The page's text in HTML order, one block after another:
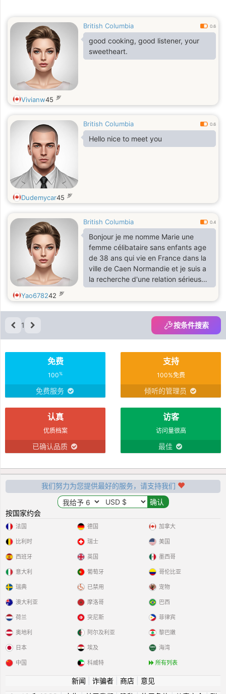
British Columbia 0.6
good cooking, good listener, your
sweetheart.
Vivianw45 岁
British Columbia 0.6
Hello nice to meet you
Dudemycar45 岁
British Columbia 0.4
Bonjour je me nomme Marie une
femme célibataire sans enfants age
de 38 ans qui vie en France dans la
ville de Caen Normandie et je suis a
la recherche d'une relation sérieuse
basé sur la confiance et le fidélité
avec la loyauté et vous ?
Yao678242 岁
1 按条件搜索
免费
100%
免费服务
支持
100%免费
倾听的管理员
认真
优质档案
已确认品质
访客
访问量很高
最佳
我们努力为您提供最好的服务，请支持我们
按国家约会
法国
比利时
西班牙
意大利
瑞典
德国
瑞士
英国
葡萄牙
已禁用
加拿大
美国
墨西哥
哥伦比亚
宠物
澳大利亚
荷兰
奥地利
日本
中国
摩洛哥
突尼斯
阿尔及利亚
埃及
科威特
巴西
菲律宾
黎巴嫩
海湾
所有列表
新闻 诈骗者| 商店| 意见